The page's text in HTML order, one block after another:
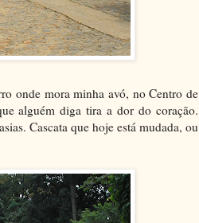
onde mora minha avó, no Centro de
alguém diga tira a dor do coração.
Cascata que hoje está mudada, ou